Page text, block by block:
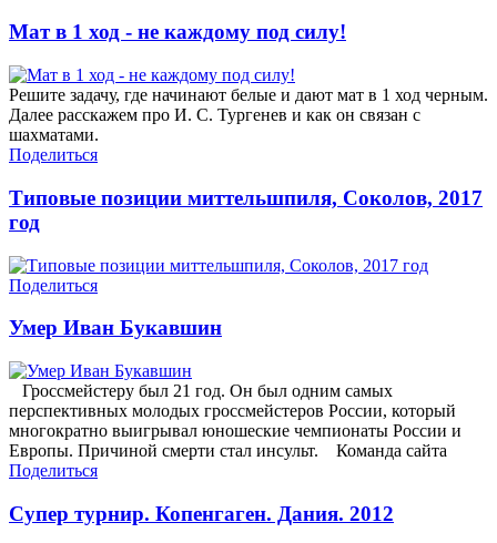
Мат в 1 ход - не каждому под силу!
Решите задачу, где начинают белые и дают мат в 1 ход черным.
Далее расскажем про И. С. Тургенев и как он связан с
шахматами.
Поделиться
Типовые позиции миттельшпиля, Соколов, 2017
год
Поделиться
Умер Иван Букавшин
Гроссмейстеру был 21 год. Он был одним самых
перспективных молодых гроссмейстеров России, который
многократно выигрывал юношеские чемпионаты России и
Европы. Причиной смерти стал инсульт. Команда сайта
Поделиться
Супер турнир. Копенгаген. Дания. 2012